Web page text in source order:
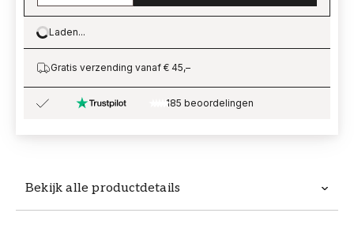
Bekijk alle productdetails
Loading…
Laden...
Gratis verzending vanaf € 45,–
185 beoordelingen